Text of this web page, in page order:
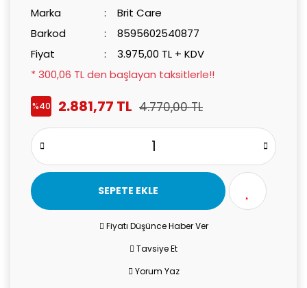
Marka
Brit Care
Barkod
8595602540877
Fiyat
3.975,00 TL + KDV
* 300,06 TL den başlayan taksitlerle!!
%40 2.881,77 TL 4.770,00 TL
SEPETE EKLE
Fiyatı Düşünce Haber Ver
Tavsiye Et
Yorum Yaz